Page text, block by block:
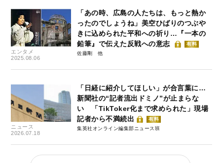
エンタメ
2025.08.06
「あの時、広島の人たちは、もっと熱か
ったのでしょうね」美空ひばりのつぶや
きに込められた平和への祈り…『一本の
鉛筆』で伝えた反戦への意志
有料
佐藤剛
ニュース
2026.07.18
「日経に紹介してほしい」が合言葉に…
新聞社の“記者流出ドミノ”が止まらな
い 「TikToker化まで求められた」現場
記者から不満続出
有料
集英社オンライン編集部ニュース班